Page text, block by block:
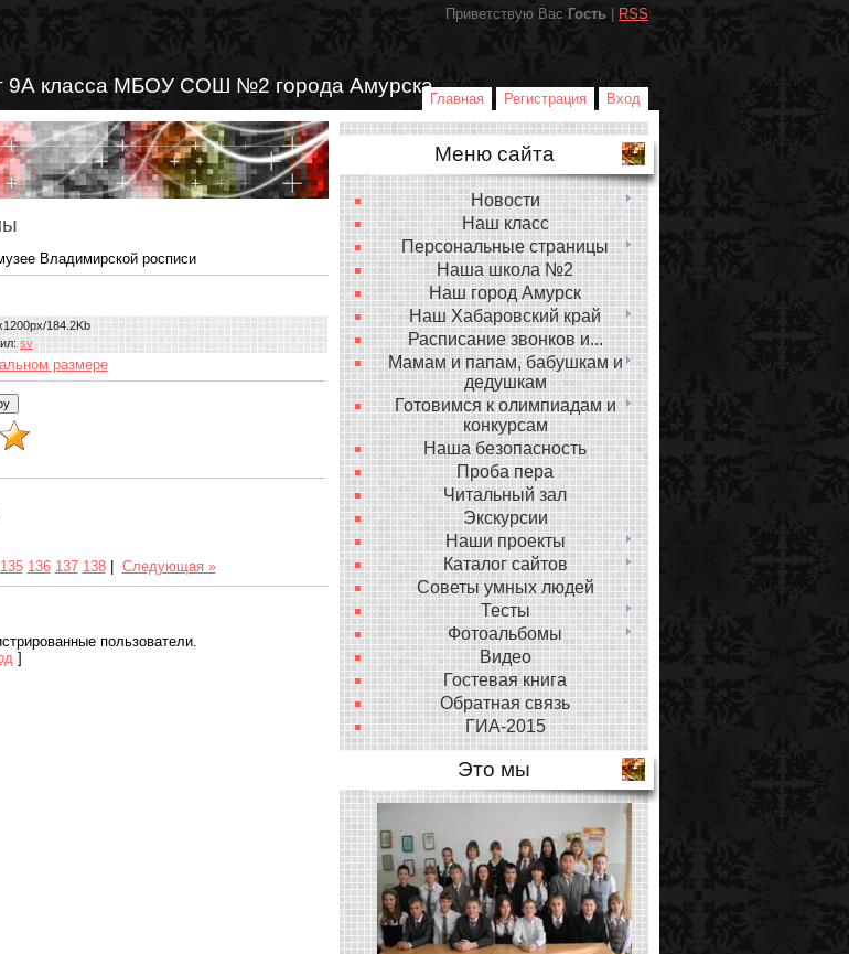
Приветствую Вас Гость RSS
9А класса МБОУ СОШ №2 города Амурска
Главная Регистрация Вход
Владимирской росписи
184.2Kb
: sv
размере
135 136 137 138| Следующая »
пользователи.
]
Меню сайта
Новости
Наш класс
Персональные страницы
Наша школа №2
Наш город Амурск
Наш Хабаровский край
Расписание звонков и...
Мамам и папам, бабушкам и
дедушкам
Готовимся к олимпиадам и
конкурсам
Наша безопасность
Проба пера
Читальный зал
Экскурсии
Наши проекты
Каталог сайтов
Советы умных людей
Тесты
Фотоальбомы
Видео
Гостевая книга
Обратная связь
ГИА-2015
Это мы